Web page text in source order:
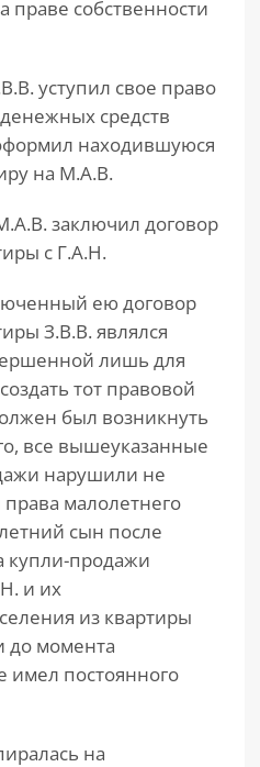
собственности
уступил свое право
средств
находившуюся
на М.А.В.
заключил договор
с Г.А.Н.
ею договор
З.В.В. являлся
лишь для
тот правовой
был возникнуть
все вышеуказанные
нарушили не
малолетнего
сын после
купли-продажи
и их
из квартиры
до момента
имел постоянного
на